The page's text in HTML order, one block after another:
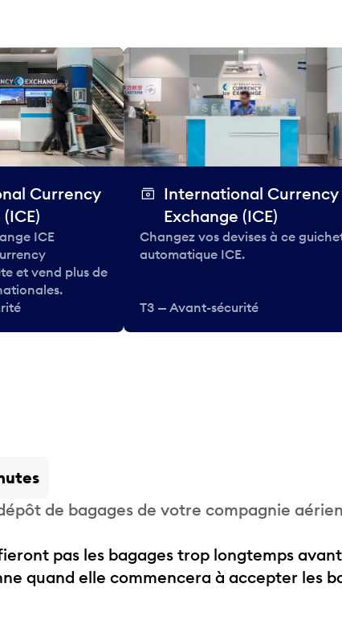
Currency
ICE
et vend plus de
International Currency
Exchange (ICE)
Changez vos devises à ce
automatique ICE.
T3 — Avant-sécurité
de bagages de votre compagnie
pas les bagages trop longtemps
quand elle commencera à accepter les